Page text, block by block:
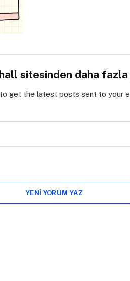
sitesinden daha
get the latest posts sent to your
YENI YORUM YAZ